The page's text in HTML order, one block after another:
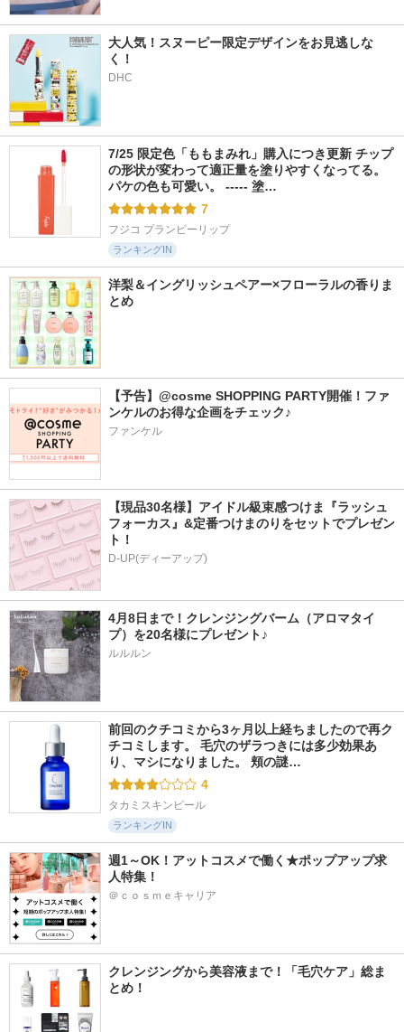
大人気！スヌーピー限定デザインをお見逃しな
く！
DHC
7/25 限定色「ももまみれ」購入につき更新 チップ
の形状が変わって適正量を塗りやすくなってる。
パケの色も可愛い。 ----- 塗…
7
フジコ プランピーリップ
ランキングIN
洋梨＆イングリッシュペアー×フローラルの香りま
とめ
【予告】@cosme SHOPPING PARTY開催！ファ
ンケルのお得な企画をチェック♪
ファンケル
【現品30名様】アイドル級束感つけま『ラッシュ
フォーカス』&定番つけまのりをセットでプレゼン
ト！
D-UP(ディーアップ)
4月8日まで！クレンジングバーム（アロマタイ
プ）を20名様にプレゼント♪
ルルルン
前回のクチコミから3ヶ月以上経ちましたので再ク
チコミします。 毛穴のザラつきには多少効果あ
り、マシになりました。 頬の謎…
4
タカミスキンピール
ランキングIN
週1～OK！アットコスメで働く★ポップアップ求
人特集！
＠ｃｏｓｍｅキャリア
クレンジングから美容液まで！「毛穴ケア」総ま
とめ！